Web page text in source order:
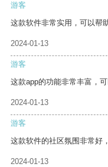
游客
这款软件非常实用，可以帮
2024-01-13
游客
这款app的功能非常丰富，
2024-01-13
游客
这款软件的社区氛围非常好
2024-01-13